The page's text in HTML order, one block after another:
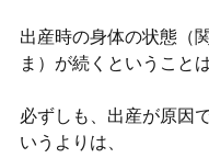
出産時の身体の状態（
ま）が続くということ
必ずしも、出産が原因
いうよりは、